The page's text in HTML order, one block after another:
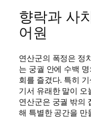
향락과 사
어원
연산군의 폭정은 정
는 궁궐 안에 수백
회를 즐겼다. 특히 기
기서 유래한 말이 오
연산군은 궁궐 밖의
해 특별한 공간을 만